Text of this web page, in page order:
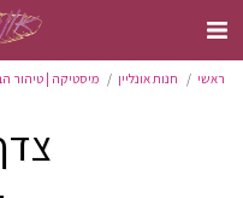
ראשי חנות אונליין מיסטיקה | טיהור